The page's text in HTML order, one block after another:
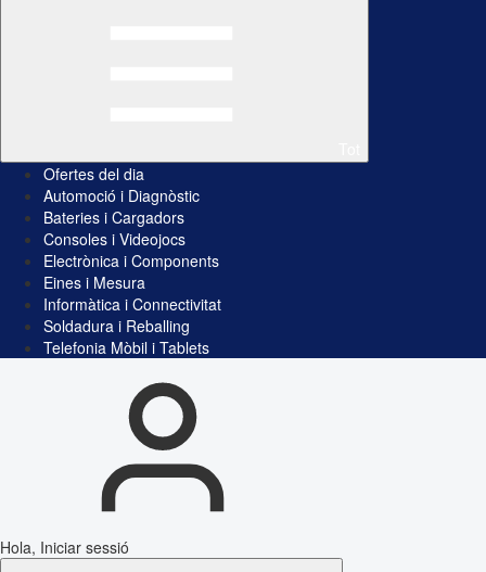
Ofertes del dia
Automoció i Diagnòstic
Bateries i Cargadors
Consoles i Videojocs
Electrònica i Components
Eines i Mesura
Informàtica i Connectivitat
Soldadura i Reballing
Telefonia Mòbil i Tablets
Hola, Iniciar sessió